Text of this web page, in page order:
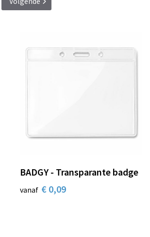
BADGY - Transparante badge
vanaf € 0,09